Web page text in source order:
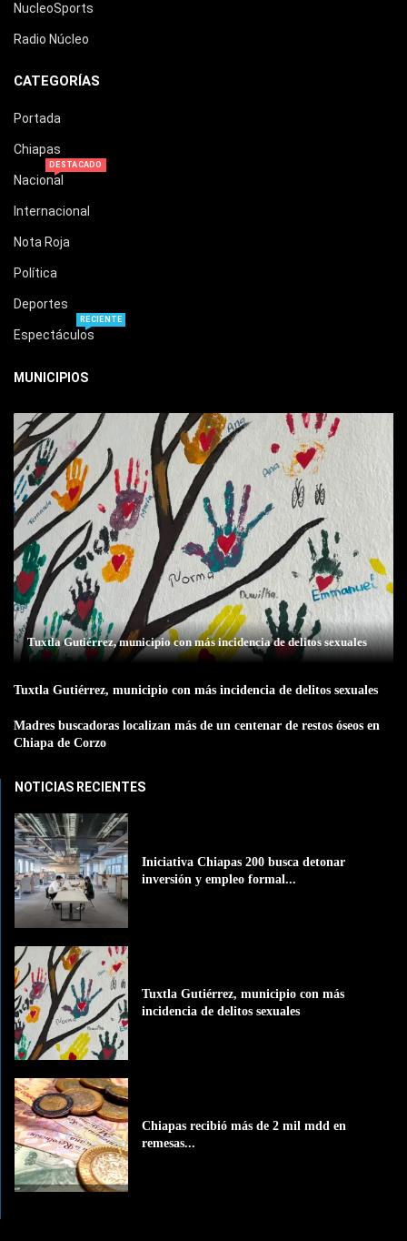
NucleoSports
Radio Núcleo
CATEGORÍAS
Portada
Chiapas
Nacional
DESTACADO
Internacional
Nota Roja
Política
Deportes
Espectáculos
RECIENTE
MUNICIPIOS
Tuxtla Gutiérrez, municipio con más incidencia de delitos sexuales
Tuxtla Gutiérrez, municipio con más incidencia de delitos sexuales
Madres buscadoras localizan más de un centenar de restos óseos en
Chiapa de Corzo
NOTICIAS RECIENTES
Iniciativa Chiapas 200 busca detonar
inversión y empleo formal...
Tuxtla Gutiérrez, municipio con más
incidencia de delitos sexuales
Chiapas recibió más de 2 mil mdd en
remesas...